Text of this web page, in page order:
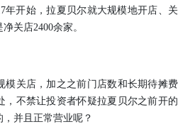
年开始，拉夏贝尔就大规模地开店、关
关店2400余家。
模关店，加之之前门店数和长期待摊费
，不禁让投资者怀疑拉夏贝尔之前开的
并且正常营业呢？